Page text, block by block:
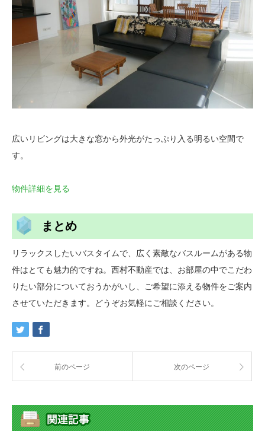
広いリビングは大きな窓から外光がたっぷり入る明るい空間で
す。
物件詳細を見る
まとめ
リラックスしたいバスタイムで、広く素敵なバスルームがある物
件はとても魅力的ですね。西村不動産では、お部屋の中でこだわ
りたい部分についておうかがいし、ご希望に添える物件をご案内
させていただきます。どうぞお気軽にご相談ください。
前のページ 次のページ